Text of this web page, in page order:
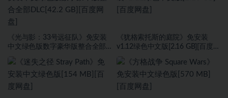
《光与影：33号远征队》免安装
中文绿色版数字豪华版整合全部
《犹格索托斯的庭院》免安装
v1.12绿色中文版[2.16 GB][百度网